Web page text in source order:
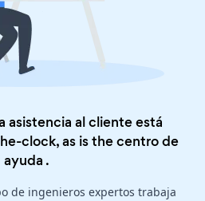
asistencia al cliente está
clock, as is thecentro de
ayuda .
de ingenieros expertos trabaja